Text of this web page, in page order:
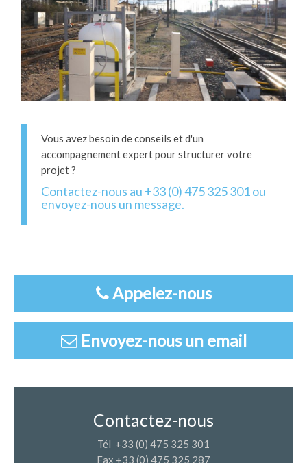
Vous avez besoin de conseils et d'un
accompagnement expert pour structurer votre
projet ?
Contactez-nous au +33 (0) 475 325 301 ou
envoyez-nous un message.
Appelez-nous
Envoyez-nous un email
Contactez-nous
Tél +33 (0) 475 325 301
Fax +33 (0) 475 325 287